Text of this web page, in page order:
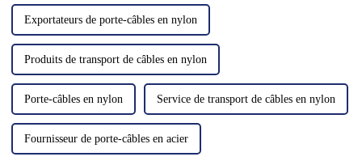
Exportateurs de porte-câbles en nylon
Produits de transport de câbles en nylon
Porte-câbles en nylon Service de transport de câbles en nylon
Fournisseur de porte-câbles en acier